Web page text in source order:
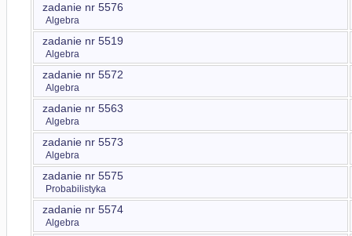
zadanie nr 5576
Algebra
zadanie nr 5519
Algebra
zadanie nr 5572
Algebra
zadanie nr 5563
Algebra
zadanie nr 5573
Algebra
zadanie nr 5575
Probabilistyka
zadanie nr 5574
Algebra